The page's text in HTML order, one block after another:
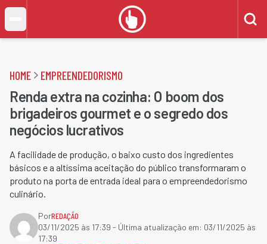
HOME EMPREENDEDORISMO
Renda extra na cozinha: O boom dos
brigadeiros gourmet e o segredo dos
negócios lucrativos
A facilidade de produção, o baixo custo dos ingredientes
básicos e a altíssima aceitação do público transformaram o
produto na porta de entrada ideal para o empreendedorismo
culinário.
PorREDAÇÃO
03/11/2025 às 17:39 - Última atualização em: 03/11/2025 às
17:39